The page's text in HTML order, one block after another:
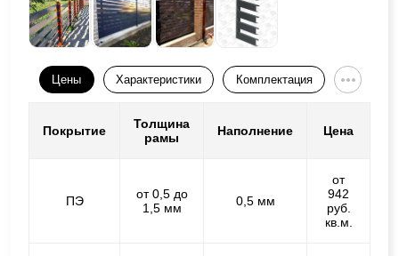
Цены Характеристики Комплектация
Покрытие
Толщина
рамы
Наполнение Цена
ПЭ
от 0,5 до
1,5 мм
0,5 мм
от
942
руб.
кв.м.